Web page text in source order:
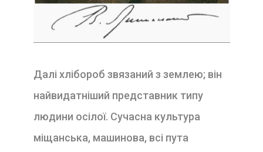
Далі хлібороб звязаний з землею; він
найвидатніший представник типу
людини осілої. Сучасна культура
міщанська, машинова, всі пута